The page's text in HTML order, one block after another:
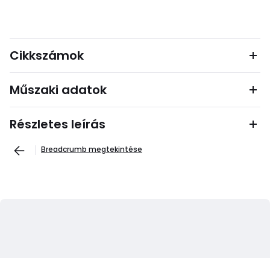
Cikkszámok
Műszaki adatok
Részletes leírás
Breadcrumb megtekintése